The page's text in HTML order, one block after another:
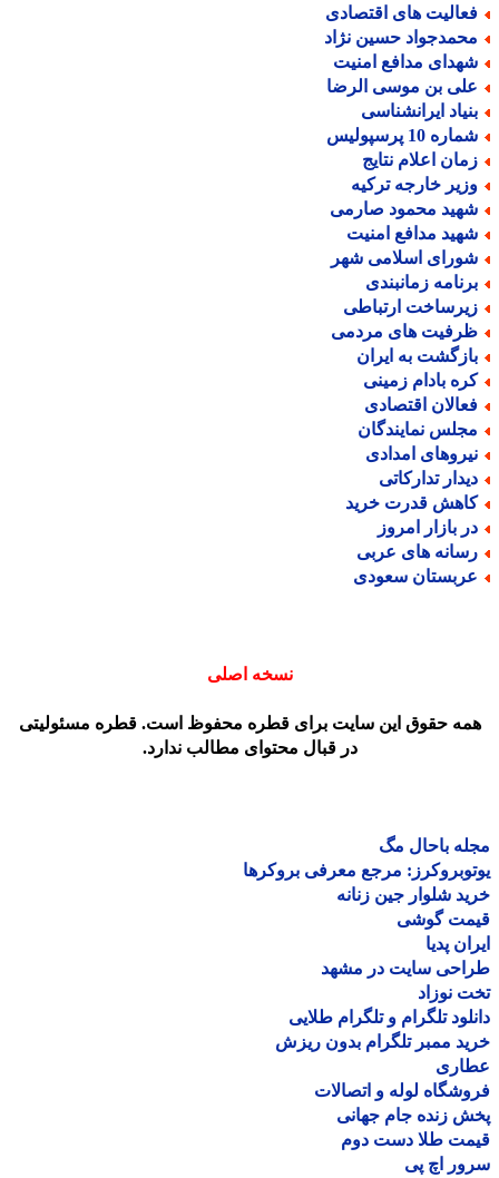
های اقتصادی
حسین نژاد
مدافع امنیت
بن موسی الرضا
ایرانشناسی
10 پرسپولیس
اعلام نتایج
خارجه ترکیه
محمود صارمی
مدافع امنیت
اسلامی شهر
زمانبندی
ارتباطی
های مردمی
به ایران
بادام زمینی
اقتصادی
نمایندگان
امدادی
تدارکاتی
قدرت خرید
بازار امروز
های عربی
سعودی
نسخه اصلی
حقوق این سایت برای قطره محفوظ است. قطره مسئولیتی
در قبال محتوای مطالب ندارد.
باحال مگ
مرجع معرفی بروکرها
شلوار جین زنانه
گوشی
پدیا
سایت در مشهد
نوزاد
تلگرام و تلگرام طلایی
ممبر تلگرام بدون ریزش
لوله و اتصالات
زنده جام جهانی
طلا دست دوم
اچ پی